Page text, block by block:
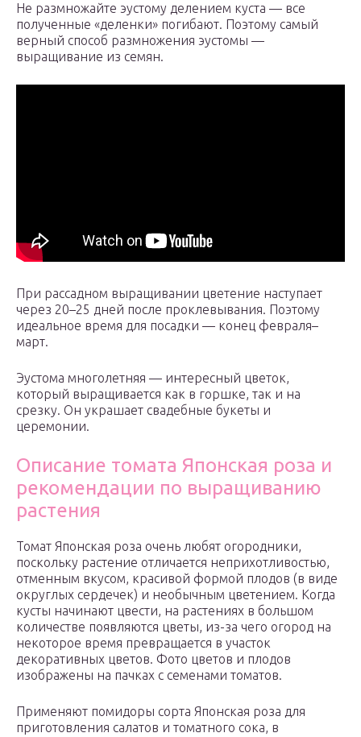
Не размножайте эустому делением куста — все
полученные «деленки» погибают. Поэтому самый
верный способ размножения эустомы —
выращивание из семян.
При рассадном выращивании цветение наступает
через 20–25 дней после проклевывания. Поэтому
идеальное время для посадки — конец февраля–
март.
Эустома многолетняя — интересный цветок,
который выращивается как в горшке, так и на
срезку. Он украшает свадебные букеты и
церемонии.
Описание томата Японская роза и
рекомендации по выращиванию
растения
Томат Японская роза очень любят огородники,
поскольку растение отличается неприхотливостью,
отменным вкусом, красивой формой плодов (в виде
округлых сердечек) и необычным цветением. Когда
кусты начинают цвести, на растениях в большом
количестве появляются цветы, из-за чего огород на
некоторое время превращается в участок
декоративных цветов. Фото цветов и плодов
изображены на пачках с семенами томатов.
Применяют помидоры сорта Японская роза для
приготовления салатов и томатного сока, в